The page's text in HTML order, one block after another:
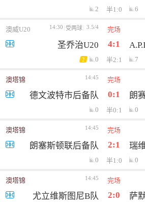
2 半1:0 6
澳威U20 14:30 受两球 3.5/4 完场
圣乔治U20 4:1
2 0 半2:1 7
澳塔锦 14:45 完场
德文波特市后备队 0:1 朗
0 半0:1 0
澳塔锦 14:45 完场
朗塞斯顿联后备队 2:1 瑞
0 半1:0 0
澳塔锦 14:45 完场
尤立维斯图尼B队 2:0 萨